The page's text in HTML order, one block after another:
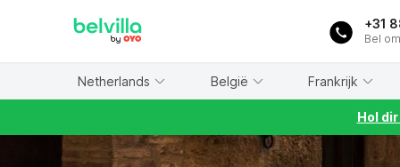
+31
Bel
Netherlands België Frankrijk
Hol